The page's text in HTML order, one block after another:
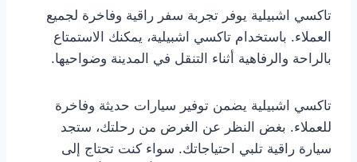
تاكسي اشبيلية يوفر تجربة سفر راقية وفاخرة لجميع
العملاء. باستخدام تاكسي اشبيلية، يمكنك الاستمتاع
بالراحة والرفاهية أثناء التنقل في المدينة وضواحيها.
تاكسي اشبيلية يضمن توفير سيارات حديثة وفاخرة
للعملاء. بغض النظر عن الغرض من رحلتك، ستجد
سيارة راقية تلبي احتياجاتك. سواء كنت تحتاج إلى